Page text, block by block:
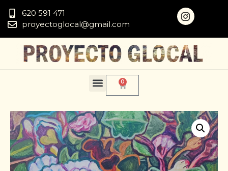
620 591 471
proyectoglocal@gmail.com
0